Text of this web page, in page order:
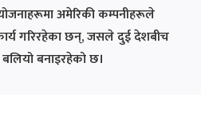
अमेरिकी कम्पनीहरूले
गरिरहेका छन्, जसले दुई देशबीच
बनाइरहेको छ।